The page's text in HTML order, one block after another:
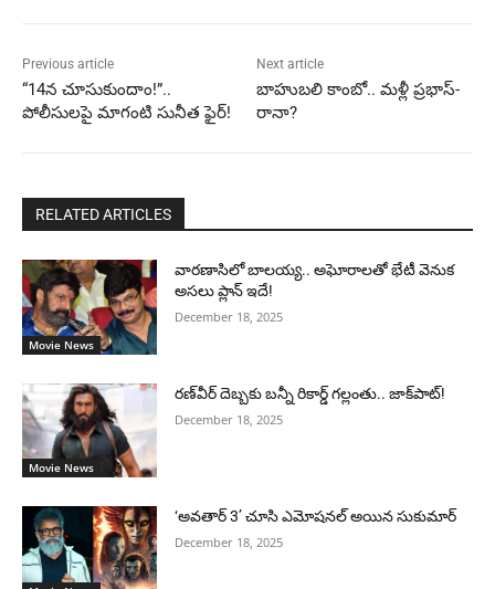
Previous article
“14న చూసుకుందాం!”..
పోలీసులపై మాగంటి సునీత ఫైర్!
Next article
బాహుబలి కాంబో.. మళ్లీ ప్రభాస్-
రానా?
RELATED ARTICLES
Movie News
వారణాసిలో బాలయ్య.. అఘోరాలతో భేటీ వెనుక
అసలు ప్లాన్ ఇదే!
December 18, 2025
Movie News
రణ్‌వీర్ దెబ్బకు బన్నీ రికార్డ్ గల్లంతు.. జాక్‌పాట్!
December 18, 2025
‘అవతార్ 3’ చూసి ఎమోషనల్ అయిన సుకుమార్
December 18, 2025